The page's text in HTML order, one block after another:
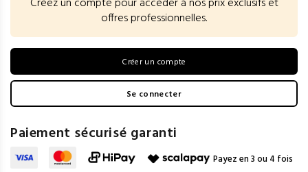
Créez un compte pour accéder à nos prix exclusifs et
offres professionnelles.
Créer un compte
Se connecter
Paiement sécurisé garanti
Payez en 3 ou 4 fois